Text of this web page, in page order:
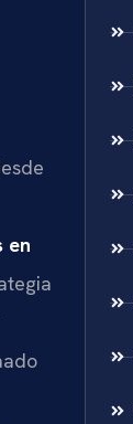
en